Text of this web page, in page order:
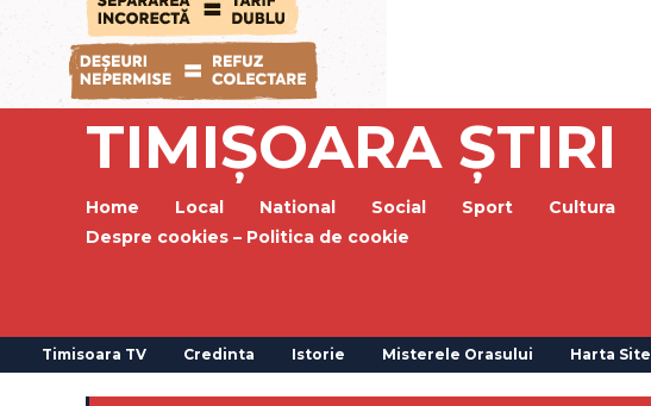
TIMIȘOARA ȘTIRI
Home Local National Social Sport Cultura
Despre cookies – Politica de cookie
Timisoara TV Credinta Istorie Misterele Orasului Harta Site